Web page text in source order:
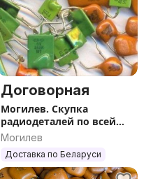
Договорная
Могилев. Скупка
радиодеталей по всей
Беларуси
Могилев
Доставка по Беларуси